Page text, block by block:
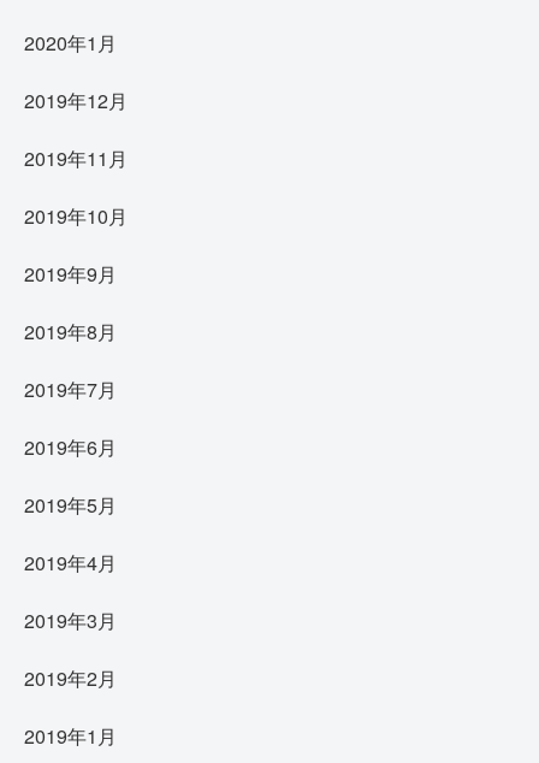
2020年1月
2019年12月
2019年11月
2019年10月
2019年9月
2019年8月
2019年7月
2019年6月
2019年5月
2019年4月
2019年3月
2019年2月
2019年1月